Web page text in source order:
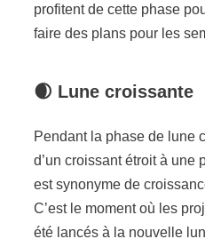
profitent de cette phase
faire des plans pour les
🌒 Lune croissante
Pendant la phase de lune
d’un croissant étroit à une
est synonyme de
C’est le moment où les
été lancés à la nouvelle